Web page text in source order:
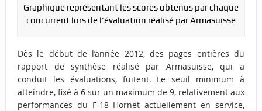
Graphique représentant les scores obtenus par chaque
concurrent lors de l’évaluation réalisé par Armasuisse
Dès le début de l’année 2012, des pages entières du
rapport de synthèse réalisé par Armasuisse, qui a
conduit les évaluations, fuitent. Le seuil minimum à
atteindre, fixé à 6 sur un maximum de 9, relativement aux
performances du F-18 Hornet actuellement en service,